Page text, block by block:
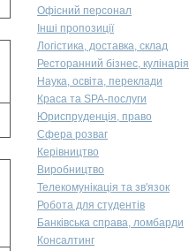
Офісний персонал
Інші пропозиції
Логістика, доставка, склад
Ресторанний бізнес, кулінарія
Наука, освіта, переклади
Краса та SPA-послуги
Юриспруденція, право
Сфера розваг
Керівництво
Виробництво
Телекомунікація та зв'язок
Робота для студентів
Банківська справа, ломбарди
Консалтинг